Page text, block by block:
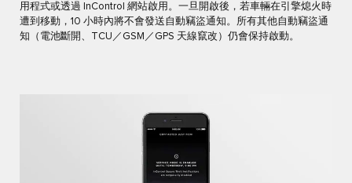
用程式或透過 InControl 網站啟用。一旦開啟後，若車輛在引擎熄火時
遭到移動，10 小時內將不會發送自動竊盜通知。所有其他自動竊盜通
知（電池斷開、TCU／GSM／GPS 天線竄改）仍會保持啟動。